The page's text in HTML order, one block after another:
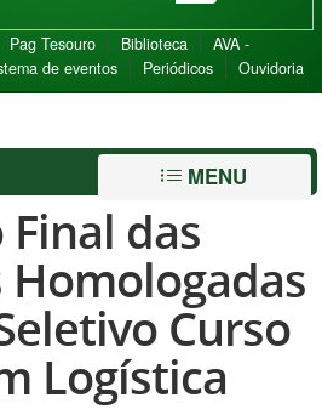
Pag Tesouro Biblioteca
AVA -
de eventos Periódicos Ouvidoria
MENU
das
Homologadas
Curso
Logística